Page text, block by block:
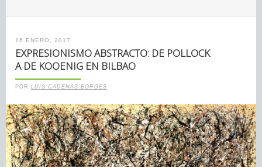
16 ENERO, 2017
EXPRESIONISMO ABSTRACTO: DE POLLOCK
A DE KOOENIG EN BILBAO
POR LUIS CADENAS BORGES